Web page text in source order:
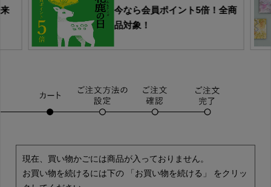
今なら会員ポイント5倍！全商
品対象！
現在、買い物かごには商品が入っておりません。
お買い物を続けるには下の 「お買い物を続ける」 をクリッ